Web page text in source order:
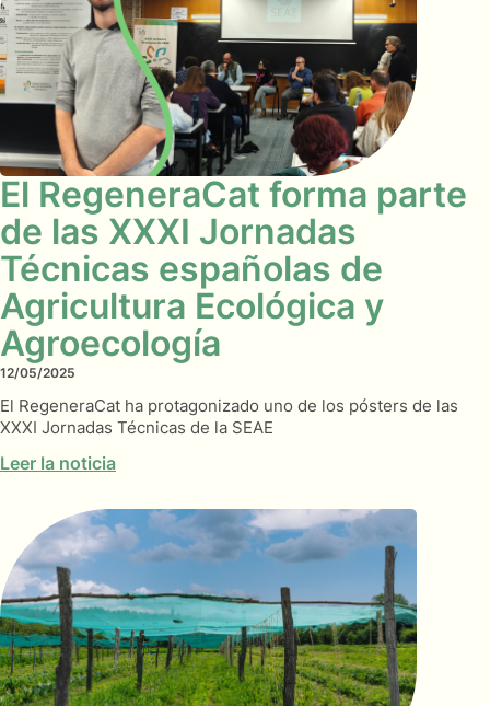
El RegeneraCat forma parte
de las XXXI Jornadas
Técnicas españolas de
Agricultura Ecológica y
Agroecología
12/05/2025
El RegeneraCat ha protagonizado uno de los pósters de las
XXXI Jornadas Técnicas de la SEAE
Leer la noticia